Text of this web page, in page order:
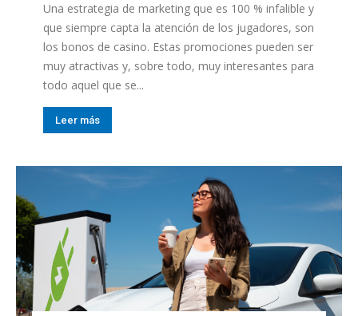
Una estrategia de marketing que es 100 % infalible y
que siempre capta la atención de los jugadores, son
los bonos de casino. Estas promociones pueden ser
muy atractivas y, sobre todo, muy interesantes para
todo aquel que se...
Leer más